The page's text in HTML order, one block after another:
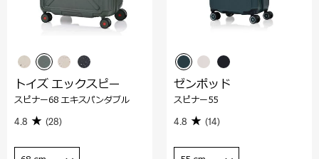
トイズ エックスピー
スピナー68 エキスパンダブル
4.8 (28)
ゼンポッド
スピナー55
4.8 (14)